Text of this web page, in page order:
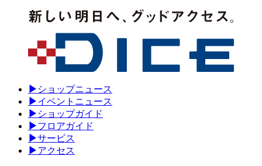
▶ ショップニュース
▶イベントニュース
▶ ショップガイド
▶フロアガイド
▶サービス
▶アクセス